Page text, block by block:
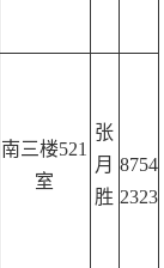
南三楼521
室
张
月
胜
8754
2323